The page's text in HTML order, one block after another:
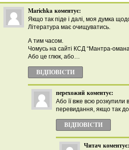
Marichka коментує:
Якщо так піде і далі, моя думка
Література має очищуватись.
А тим часом.
Чомусь на сайті КСД “Мантра-
Або це глюк, або…
ВІДПОВІCТИ
перехожий коментує:
Або її вже всю розкупили
перевидання, якщо так
ВІДПОВІCТИ
Читач коментує: